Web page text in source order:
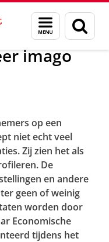
Menu
en
zoeken
imago
op een
niet echt veel
Zij zien het als
De
en andere
geen of weinig
worden door
Economische
tijdens het